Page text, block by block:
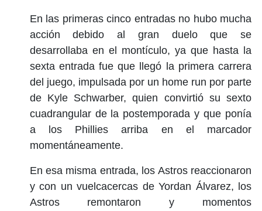
En las primeras cinco entradas no hubo mucha
acción debido al gran duelo que se
desarrollaba en el montículo, ya que hasta la
sexta entrada fue que llegó la primera carrera
del juego, impulsada por un home run por parte
de Kyle Schwarber, quien convirtió su sexto
cuadrangular de la postemporada y que ponía
a los Phillies arriba en el marcador
momentáneamente.
En esa misma entrada, los Astros reaccionaron
y con un vuelcacercas de Yordan Álvarez, los
Astros remontaron y momentos